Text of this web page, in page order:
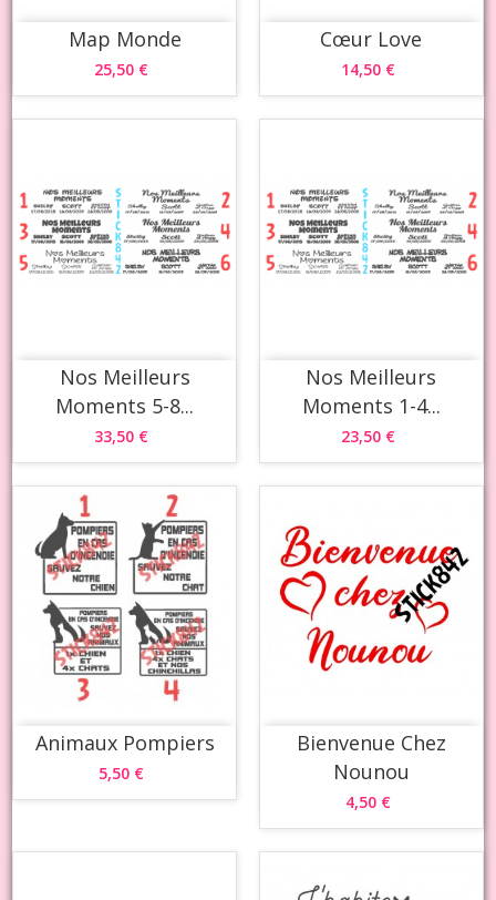
Map Monde
25,50 €
Cœur Love
14,50 €
Nos Meilleurs
Moments 5-8...
33,50 €
Nos Meilleurs
Moments 1-4...
23,50 €
Animaux Pompiers
5,50 €
Bienvenue Chez
Nounou
4,50 €